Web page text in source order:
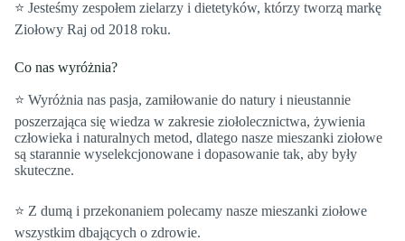
⭐️ Jesteśmy zespołem zielarzy i dietetyków, którzy tworzą markę
Ziołowy Raj od 2018 roku.
Co nas wyróżnia?
⭐️ Wyróżnia nas pasja, zamiłowanie do natury i nieustannie
poszerzająca się wiedza w zakresie ziołolecznictwa, żywienia
człowieka i naturalnych metod, dlatego nasze mieszanki ziołowe
są starannie wyselekcjonowane i dopasowanie tak, aby były
skuteczne.
⭐️ Z dumą i przekonaniem polecamy nasze mieszanki ziołowe
wszystkim dbających o zdrowie.